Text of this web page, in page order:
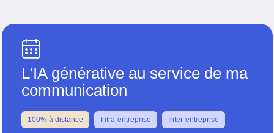
L'IA générative au service de ma
communication
100% à distance Intra-entreprise Inter-entreprise